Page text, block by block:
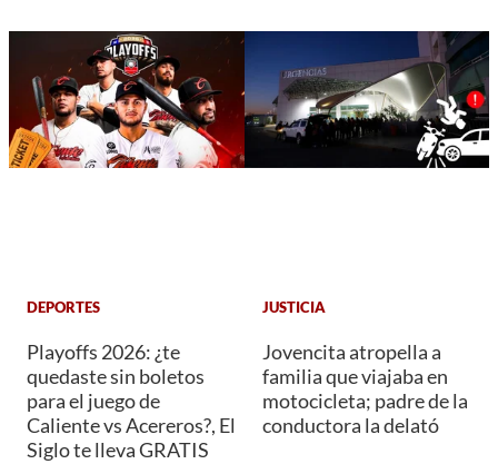
DEPORTES
Playoffs 2026: ¿te
quedaste sin boletos
para el juego de
Caliente vs Acereros?, El
Siglo te lleva GRATIS
JUSTICIA
Jovencita atropella a
familia que viajaba en
motocicleta; padre de la
conductora la delató